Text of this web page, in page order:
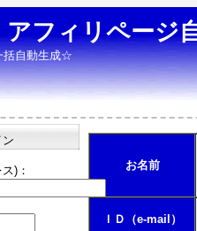
アフィリページ
括自動生成☆
お名前
ＩＤ（e-mail）
ン
)：